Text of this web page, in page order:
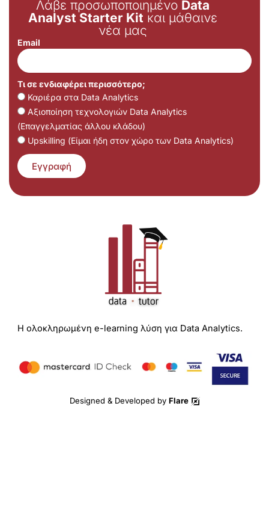
Λάβε προσωποποιημένο Data
Analyst Starter Kit και μάθαινε
νέα μας
Email
Τι σε ενδιαφέρει περισσότερο;
Καριέρα στα Data Analytics
Αξιοποίηση τεχνολογιών Data Analytics
(Επαγγελματίας άλλου κλάδου)
Upskilling (Είμαι ήδη στον χώρο των Data Analytics)
Εγγραφή
Η ολοκληρωμένη e-learning λύση για Data Analytics.
Designed & Developed by Flare